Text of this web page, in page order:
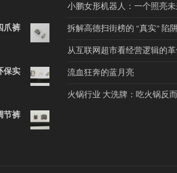
爪裤
保实
节裤
小鹏女形机器人：一个照亮
拆解高德扫街榜的 “真实” 陷
从互联网超市看经营逻辑的
流血狂奔的蓝月亮
火锅行业 大洗牌：吃火锅反